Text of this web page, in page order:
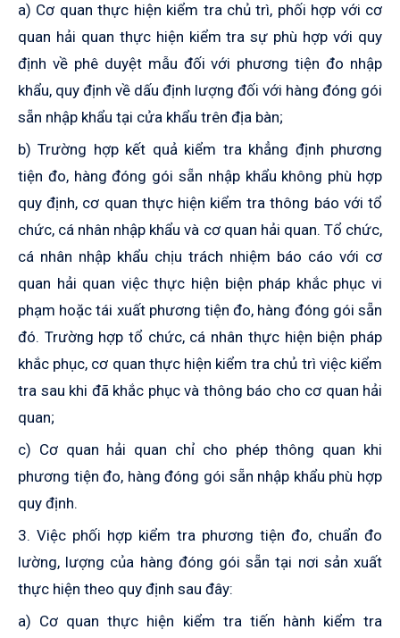
a) Cơ quan thực hiện kiểm tra chủ trì, phối hợp với cơ
quan hải quan thực hiện kiểm tra sự phù hợp với quy
định về phê duyệt mẫu đối với phương tiện đo nhập
khẩu, quy định về dấu định lượng đối với hàng đóng gói
sẵn nhập khẩu tại cửa khẩu trên địa bàn;
b) Trường hợp kết quả kiểm tra khẳng định phương
tiện đo, hàng đóng gói sẵn nhập khẩu không phù hợp
quy định, cơ quan thực hiện kiểm tra thông báo với tổ
chức, cá nhân nhập khẩu và cơ quan hải quan. Tổ chức,
cá nhân nhập khẩu chịu trách nhiệm báo cáo với cơ
quan hải quan việc thực hiện biện pháp khắc phục vi
phạm hoặc tái xuất phương tiện đo, hàng đóng gói sẵn
đó. Trường hợp tổ chức, cá nhân thực hiện biện pháp
khắc phục, cơ quan thực hiện kiểm tra chủ trì việc kiểm
tra sau khi đã khắc phục và thông báo cho cơ quan hải
quan;
c) Cơ quan hải quan chỉ cho phép thông quan khi
phương tiện đo, hàng đóng gói sẵn nhập khẩu phù hợp
quy định.
3. Việc phối hợp kiểm tra phương tiện đo, chuẩn đo
lường, lượng của hàng đóng gói sẵn tại nơi sản xuất
thực hiện theo quy định sau đây:
a) Cơ quan thực hiện kiểm tra tiến hành kiểm tra